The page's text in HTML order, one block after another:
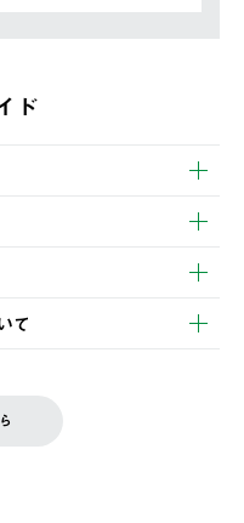
ド
けます。
商品を発送いたします。
日以降のご注文は週明け
客様ご負担とさせていただ
て
ページ内 購入履歴画面に